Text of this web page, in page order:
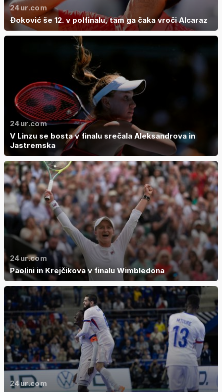
24ur.com
Đoković še 12. v polfinalu, tam ga čaka vroči Alcaraz
24ur.com
V Linzu se bosta v finalu srečala Aleksandrova in
Jastremska
24ur.com
Paolini in Krejčikova v finalu Wimbledona
24ur.com